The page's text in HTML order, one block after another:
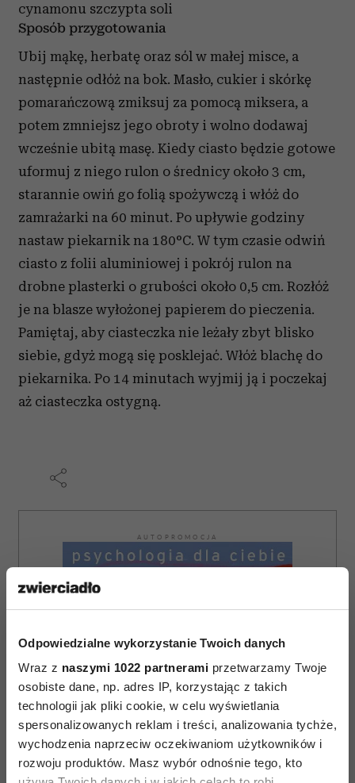
Odpowiedzialne wykorzystanie Twoich danych
Wraz z naszymi 1022 partnerami przetwarzamy Twoje
osobiste dane, np. adres IP, korzystając z takich
technologii jak pliki cookie, w celu wyświetlania
spersonalizowanych reklam i treści, analizowania tychże,
wychodzenia naprzeciw oczekiwaniom użytkowników i
rozwoju produktów. Masz wybór odnośnie tego, kto
cynamonu szczypta soli
Sposób przygotowania
Ubij mąkę, herbatę oraz sól w małej misce, a
następnie odłóż na bok. Masło, cukier i skórkę
pomarańczową zmiksuj za pomocą miksera, a
potem zmniejsz jego obroty i wolno dodawaj
wcześnie ubitą masę. Kiedy ciasto będzie gotowe
uformuj z niego rulon o średnicy około 3 cm,
starannie owiń go folią spożywczą i włóż do
zamrażarki na 60 minut. Po upływie godziny
nastaw piekarnik na 180°C. W tym czasie odwiń
ciasto z folii aluminiowej i pokrój rulon na
drobne plasterki o grubości około 0,5 cm. Rozłóż
je na blasze wyłożonej papierem do pieczenia.
Pamiętaj, aby ciasteczka nie leżały zbyt blisko
siebie, gdyż mogą się posklejać. Włóż blachę do
piekarnika. Po 14 minutach wyjmij ją i poczekaj
aż ciasteczka ostygną.
AUTOPROMOCJA